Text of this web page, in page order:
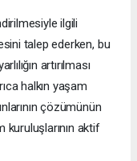
ilgili
talep ederken, bu
artırılması
halkın yaşam
çözümünün
kuruluşlarının aktif